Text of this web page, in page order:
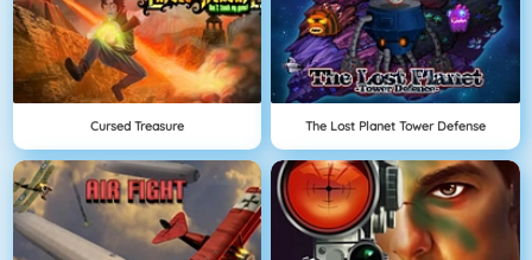
Cursed Treasure The Lost Planet Tower Defense